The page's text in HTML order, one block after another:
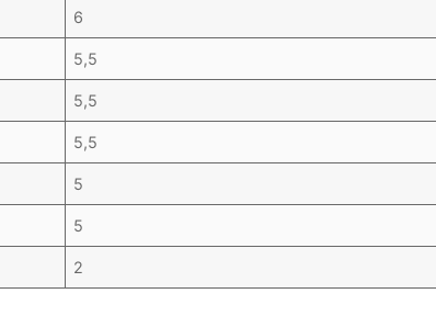
6
5,5
5,5
5,5
5
5
2